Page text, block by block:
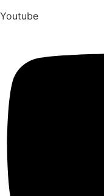
Youtube